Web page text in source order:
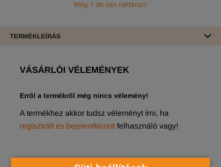
Még 7 db van raktáron!
TERMÉKLEÍRÁS
VÁSÁRLÓI VÉLEMÉNYEK
Erről a termékről még nincs vélemény!
A termékhez akkor tudsz véleményt írni, ha
regisztrált és bejelentkezett felhasználó vagy!